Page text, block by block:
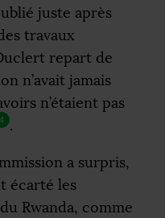
juste après
travaux
repart de
n’avait jamais
n’étaient pas
4 .
a surpris,
écarté les
Rwanda, comme